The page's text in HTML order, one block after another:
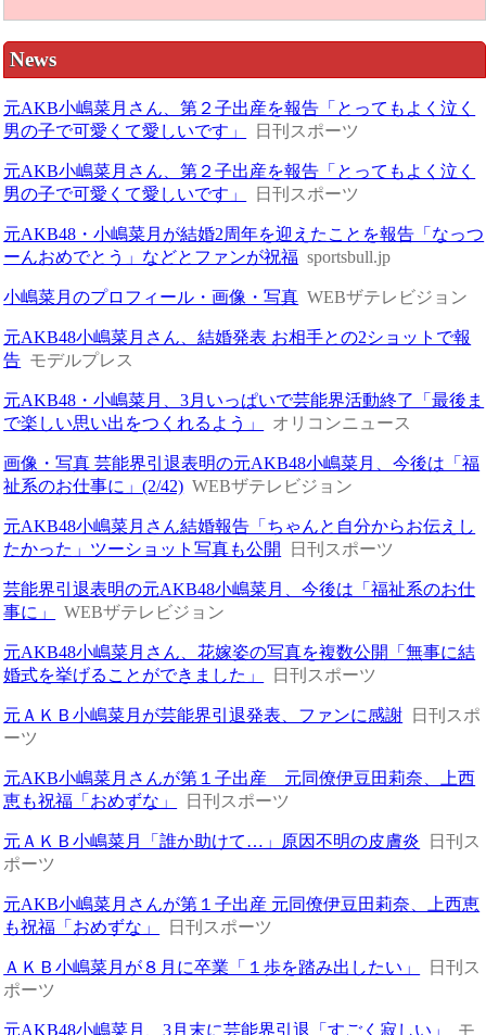
News
元AKB小嶋菜月さん、第２子出産を報告「とってもよく泣く
男の子で可愛くて愛しいです」
日刊スポーツ
元AKB小嶋菜月さん、第２子出産を報告「とってもよく泣く
男の子で可愛くて愛しいです」
日刊スポーツ
元AKB48・小嶋菜月が結婚2周年を迎えたことを報告「なっつ
ーんおめでとう」などとファンが祝福 sportsbull.jp
小嶋菜月のプロフィール・画像・写真 WEBザテレビジョン
元AKB48小嶋菜月さん、結婚発表 お相手との2ショットで報
告 モデルプレス
元AKB48・小嶋菜月、3月いっぱいで芸能界活動終了「最後ま
で楽しい思い出をつくれるよう」
オリコンニュース
画像・写真 芸能界引退表明の元AKB48小嶋菜月、今後は「福
祉系のお仕事に」(2/42) WEBザテレビジョン
元AKB48小嶋菜月さん結婚報告「ちゃんと自分からお伝えし
たかった」ツーショット写真も公開
日刊スポーツ
芸能界引退表明の元AKB48小嶋菜月、今後は「福祉系のお仕
事に」
WEBザテレビジョン
元AKB48小嶋菜月さん、花嫁姿の写真を複数公開「無事に結
婚式を挙げることができました」
日刊スポーツ
元ＡＫＢ小嶋菜月が芸能界引退発表、ファンに感謝
日刊スポ
ーツ
元AKB小嶋菜月さんが第１子出産 元同僚伊豆田莉奈、上西
恵も祝福「おめずな」
日刊スポーツ
元ＡＫＢ小嶋菜月「誰か助けて…」原因不明の皮膚炎
日刊ス
ポーツ
元AKB小嶋菜月さんが第１子出産 元同僚伊豆田莉奈、上西恵
も祝福「おめずな」
日刊スポーツ
ＡＫＢ小嶋菜月が８月に卒業「１歩を踏み出したい」
日刊ス
ポーツ
元AKB48小嶋菜月、3月末に芸能界引退「すごく寂しい」 モ